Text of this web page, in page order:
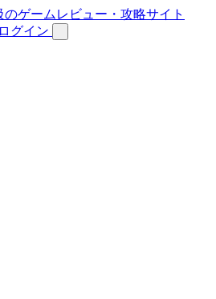
ログイン